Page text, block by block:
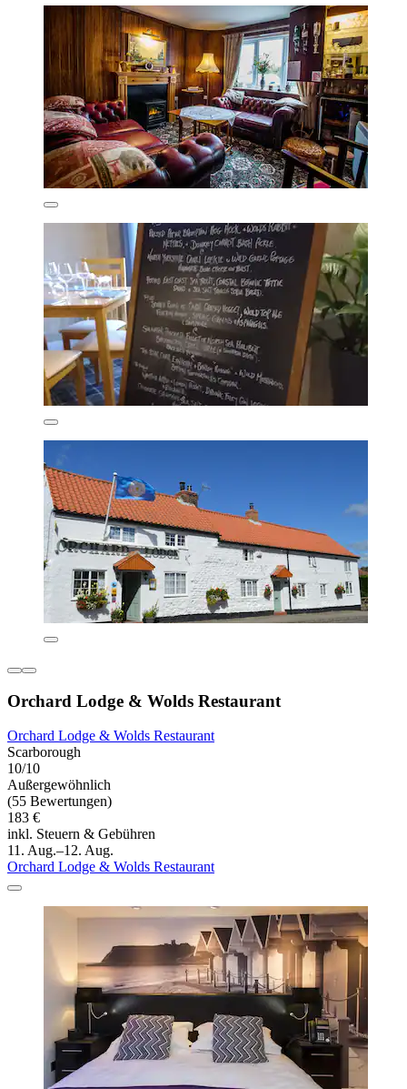
Orchard Lodge & Wolds Restaurant
Orchard Lodge & Wolds Restaurant
Scarborough
10/10
Außergewöhnlich
(55 Bewertungen)
183 €
inkl. Steuern & Gebühren
11. Aug.–12. Aug.
Orchard Lodge & Wolds Restaurant